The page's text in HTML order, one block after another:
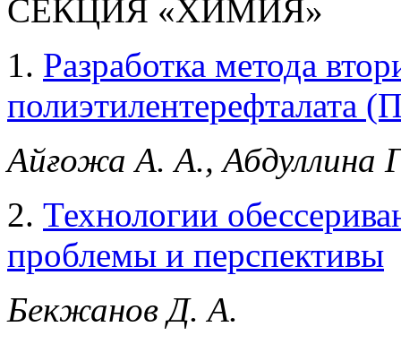
СЕКЦИЯ «ХИМИЯ»
1. Разработка метода
полиэтилентерефталата
Айғожа А. А., Абдуллина
2. Технологии
проблемы и перспективы
Бекжанов Д. А.